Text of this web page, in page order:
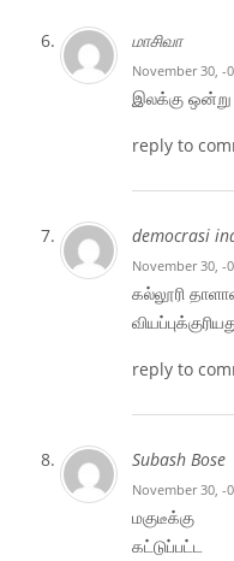
மாசிவா
November 30, -
இலக்கு
reply to
democrasi
November 30, -
கல்லூரி
reply to
Subash Bose
November 30, -
மகுடீக்கு
கட்டுப்பட்ட